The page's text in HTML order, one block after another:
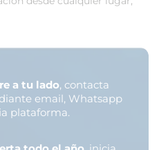
a tu lado, contacta
email, Whatsapp
plataforma.